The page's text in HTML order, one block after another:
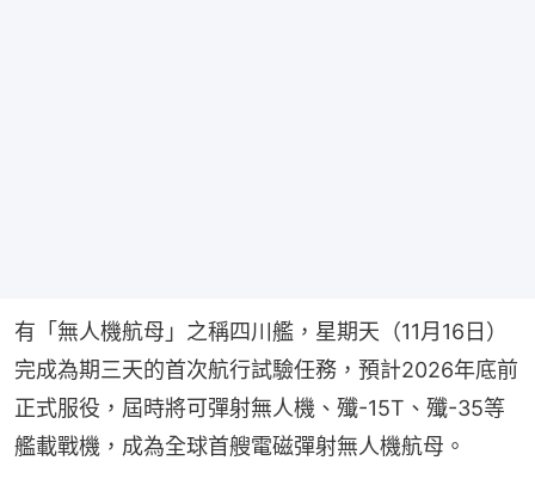
有「無人機航母」之稱四川艦，星期天（11月16日）
完成為期三天的首次航行試驗任務，預計2026年底前
正式服役，屆時將可彈射無人機、殲-15T、殲-35等
艦載戰機，成為全球首艘電磁彈射無人機航母。